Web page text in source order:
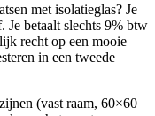
met isolatieglas? Je
betaalt slechts 9% btw
recht op een mooie
in een tweede
(vast raam, 60×60